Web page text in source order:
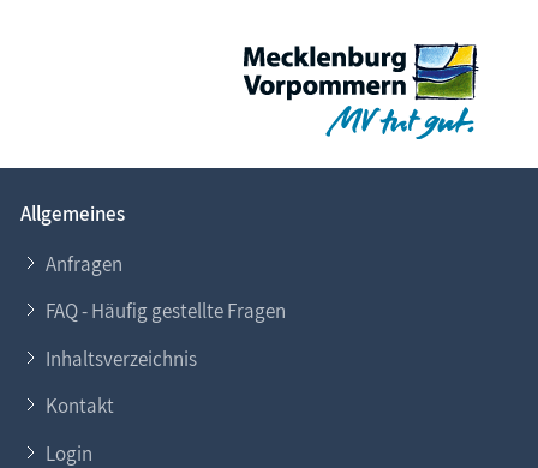
Allgemeines
Anfragen
FAQ - Häufig gestellte Fragen
Inhaltsverzeichnis
Kontakt
Login